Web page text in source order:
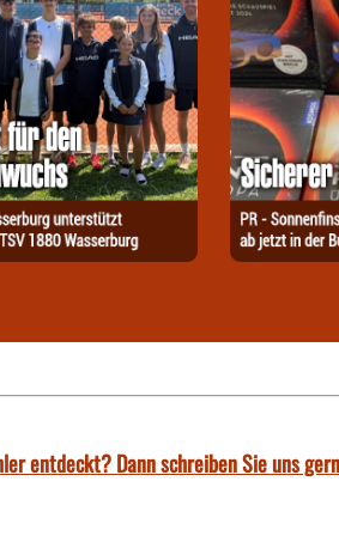
entdeckt? Dann schreiben Sie uns